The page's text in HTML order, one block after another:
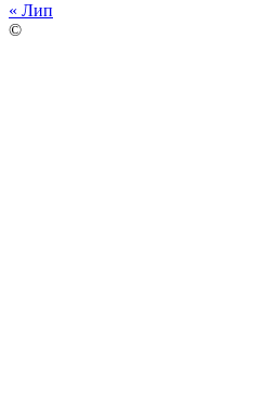
« Лип
©